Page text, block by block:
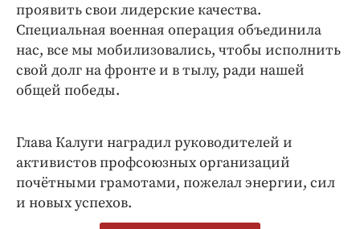
проявить свои лидерские качества.
Специальная военная операция объединила
нас, все мы мобилизовались, чтобы исполнить
свой долг на фронте и в тылу, ради нашей
общей победы.
Глава Калуги наградил руководителей и
активистов профсоюзных организаций
почётными грамотами, пожелал энергии, сил
и новых успехов.